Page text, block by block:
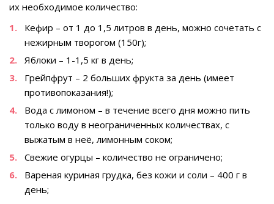
их необходимое количество:
Кефир – от 1 до 1,5 литров в день, можно сочетать с
нежирным творогом (150г);
Яблоки – 1-1,5 кг в день;
Грейпфрут – 2 больших фрукта за день (имеет
противопоказания!);
Вода с лимоном – в течение всего дня можно пить
только воду в неограниченных количествах, с
выжатым в неё, лимонным соком;
Свежие огурцы – количество не ограничено;
Вареная куриная грудка, без кожи и соли – 400 г в
день;